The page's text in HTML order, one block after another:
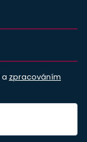
zpracováním